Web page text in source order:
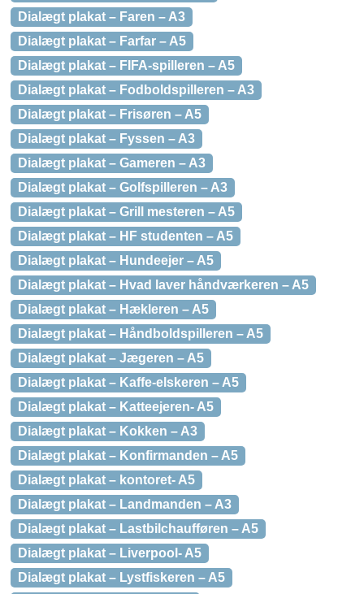
Dialægt plakat – Faren – A3
Dialægt plakat – Farfar – A5
Dialægt plakat – FIFA-spilleren – A5
Dialægt plakat – Fodboldspilleren – A3
Dialægt plakat – Frisøren – A5
Dialægt plakat – Fyssen – A3
Dialægt plakat – Gameren – A3
Dialægt plakat – Golfspilleren – A3
Dialægt plakat – Grill mesteren – A5
Dialægt plakat – HF studenten – A5
Dialægt plakat – Hundeejer – A5
Dialægt plakat – Hvad laver håndværkeren – A5
Dialægt plakat – Hækleren – A5
Dialægt plakat – Håndboldspilleren – A5
Dialægt plakat – Jægeren – A5
Dialægt plakat – Kaffe-elskeren – A5
Dialægt plakat – Katteejeren- A5
Dialægt plakat – Kokken – A3
Dialægt plakat – Konfirmanden – A5
Dialægt plakat – kontoret- A5
Dialægt plakat – Landmanden – A3
Dialægt plakat – Lastbilchaufføren – A5
Dialægt plakat – Liverpool- A5
Dialægt plakat – Lystfiskeren – A5